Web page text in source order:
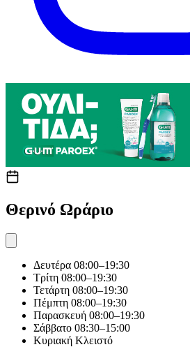
Θερινό Ωράριο
Δευτέρα 08:00–19:30
Τρίτη 08:00–19:30
Τετάρτη 08:00–19:30
Πέμπτη 08:00–19:30
Παρασκευή 08:00–19:30
Σάββατο 08:30–15:00
Κυριακή Κλειστό